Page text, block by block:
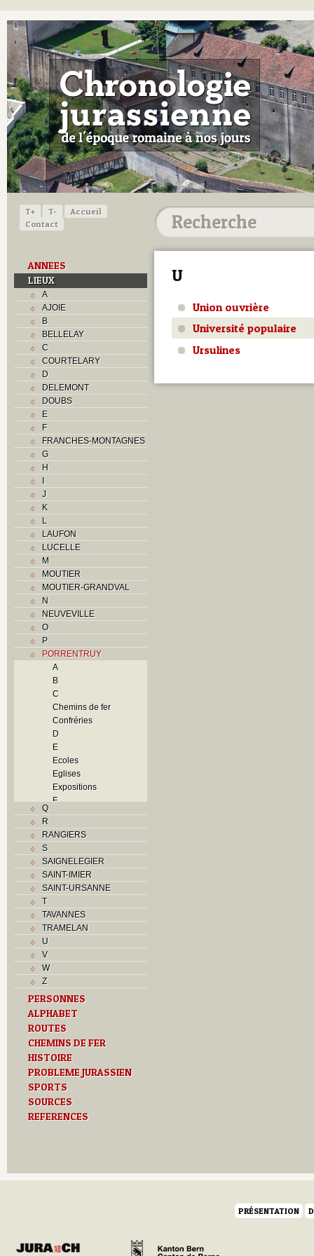
T+ T-
Accueil
Contact
ANNEES
LIEUX
A
AJOIE
B
BELLELAY
C
COURTELARY
D
DELEMONT
DOUBS
E
F
FRANCHES-MONTAGNES
G
H
I
J
K
L
LAUFON
LUCELLE
M
MOUTIER
MOUTIER-GRANDVAL
N
NEUVEVILLE
O
P
PORRENTRUY
A
B
C
Chemins de fer
Confréries
D
E
Ecoles
Eglises
Expositions
F
H
I
J
K
M
Monuments historiques
Paroisses
R
S
Sociétés locales
T
U
V
Z
Q
R
RANGIERS
S
SAIGNELEGIER
SAINT-IMIER
SAINT-URSANNE
T
TAVANNES
TRAMELAN
U
V
W
Z
PERSONNES
ALPHABET
ROUTES
CHEMINS DE FER
HISTOIRE
PROBLEME JURASSIEN
SPORTS
SOURCES
REFERENCES
U
Union ouvrière
Université populaire
Ursulines
PRÉSENTATION